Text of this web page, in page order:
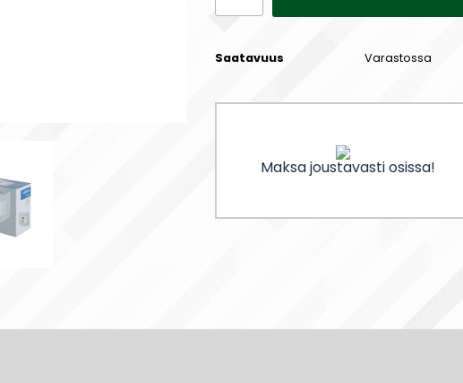
Saatavuus Varastossa
Maksa joustavasti osissa!